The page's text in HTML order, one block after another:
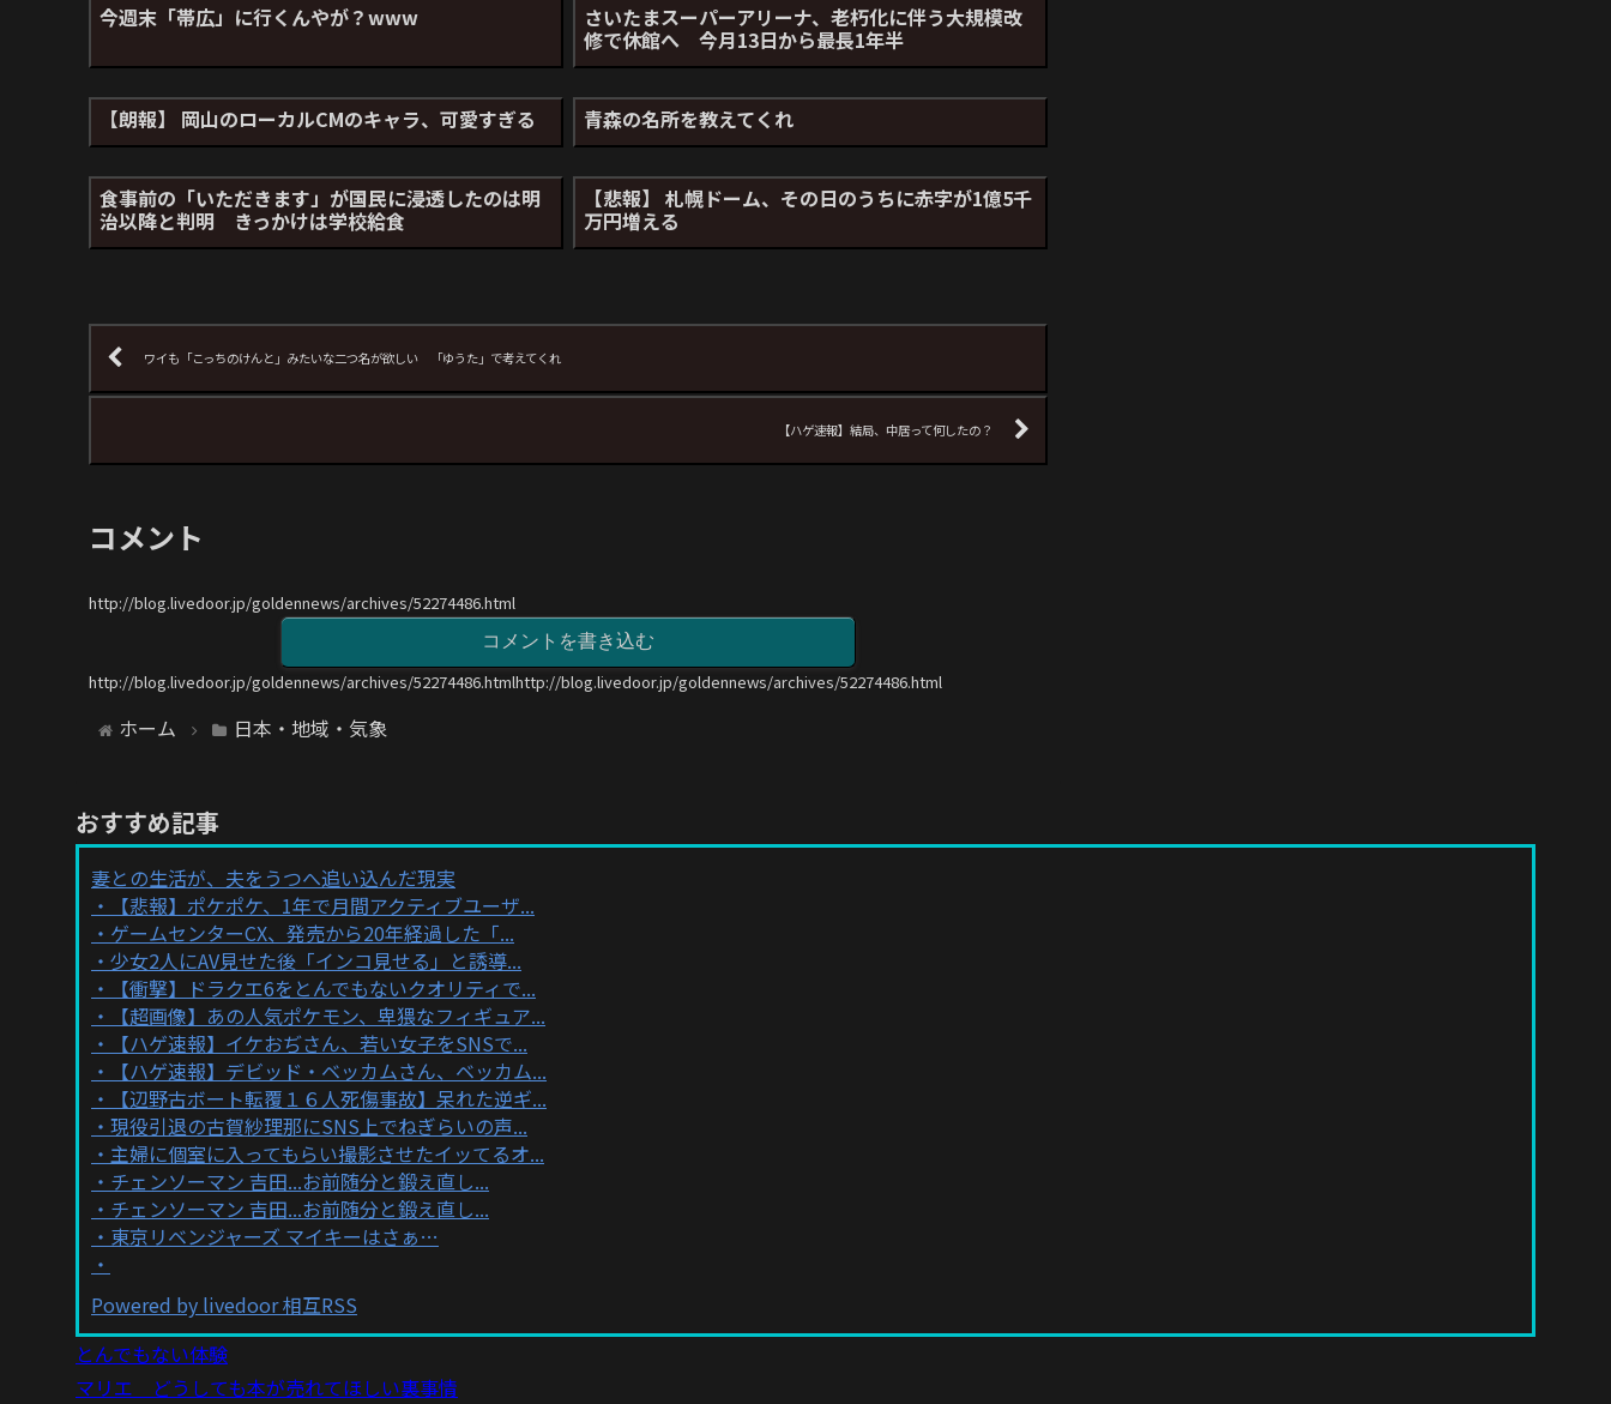
今週末「帯広」に行くんやが？www さいたまスーパーアリーナ、老朽化に伴う大規模改
修で休館へ 今月13日から最長1年半
【朗報】 岡山のローカルCMのキャラ、可愛すぎる 青森の名所を教えてくれ
食事前の「いただきます」が国民に浸透したのは明
治以降と判明 きっかけは学校給食
【悲報】 札幌ドーム、その日のうちに赤字が1億5千
万円増える
ワイも「こっちのけんと」みたいな二つ名が欲しい 「ゆうた」で考えてくれ
【ハゲ速報】結局、中居って何したの？
コメント
http://blog.livedoor.jp/goldennews/archives/52274486.html
コメントを書き込む
http://blog.livedoor.jp/goldennews/archives/52274486.htmlhttp://blog.livedoor.jp/goldennews/archives/52274486.html
ホーム 日本・地域・気象
おすすめ記事
妻との生活が、夫をうつへ追い込んだ現実
【悲報】ポケポケ、1年で月間アクティブユーザ...
ゲームセンターCX、発売から20年経過した「...
少女2人にAV見せた後「インコ見せる」と誘導...
【衝撃】ドラクエ6をとんでもないクオリティで...
【超画像】あの人気ポケモン、卑猥なフィギュア...
【ハゲ速報】イケおぢさん、若い女子をSNSで...
【ハゲ速報】デビッド・ベッカムさん、ベッカム...
【辺野古ボート転覆１６人死傷事故】呆れた逆ギ...
現役引退の古賀紗理那にSNS上でねぎらいの声...
主婦に個室に入ってもらい撮影させたイッてるオ...
チェンソーマン 吉田...お前随分と鍛え直し...
チェンソーマン 吉田...お前随分と鍛え直し...
東京リベンジャーズ マイキーはさぁ…
Powered by livedoor 相互RSS
とんでもない体験
マリエ どうしても本が売れてほしい裏事情